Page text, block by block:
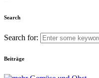
Search
Search for:
Beiträge